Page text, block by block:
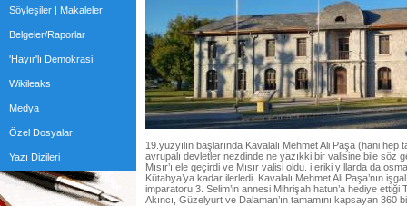
Söyleşiler | Makaleler
Belgeler/Raporlar
'Hayır'lı Demokrasi
Wikileaks
Medya
Özel Dosyalar
Yazı Dizileri
19.yüzyılın başlarında Kavalalı Mehmet Ali Paşa (hani hep
avrupalı devletler nezdinde ne yazıkki bir valisine bile söz
Mısır’ı ele geçirdi ve Mısır valisi oldu. iİeriki yıllarda da
Kütahya’ya kadar ilerledi. Kavalalı Mehmet Ali Paşa’nın
imparatoru 3. Selim’in annesi Mihrişah hatun’a hediye
Akıncı, Güzelyurt ve Dalaman’ın tamamını kapsayan 360